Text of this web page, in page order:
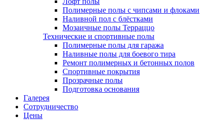
Полимерные полы с чипсами и флоками
Наливной пол с блёстками
Мозаичные полы Терраццо
Технические и спортивные полы
Полимерные полы для гаража
Наливные полы для боевого тира
Ремонт полимерных и бетонных полов
Спортивные покрытия
Прозрачные полы
Подготовка основания
Галерея
Сотрудничество
Цены